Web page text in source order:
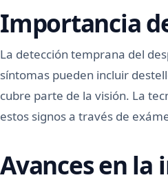
Importancia
La detección temprana del
síntomas pueden incluir
cubre parte de la visión. La
estos signos a través de
Avances en